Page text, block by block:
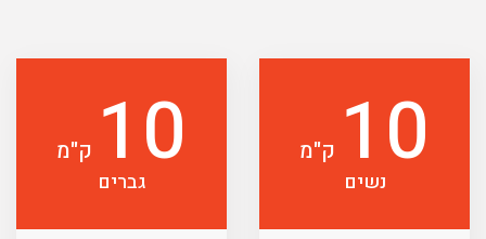
10 ק"מ
נשים 10 ק"מ
גברים